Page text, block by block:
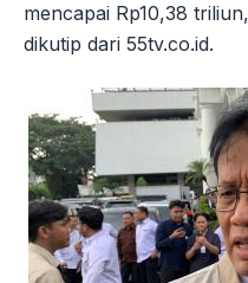
mencapai Rp10,38
dikutip dari 55tv.co.id.